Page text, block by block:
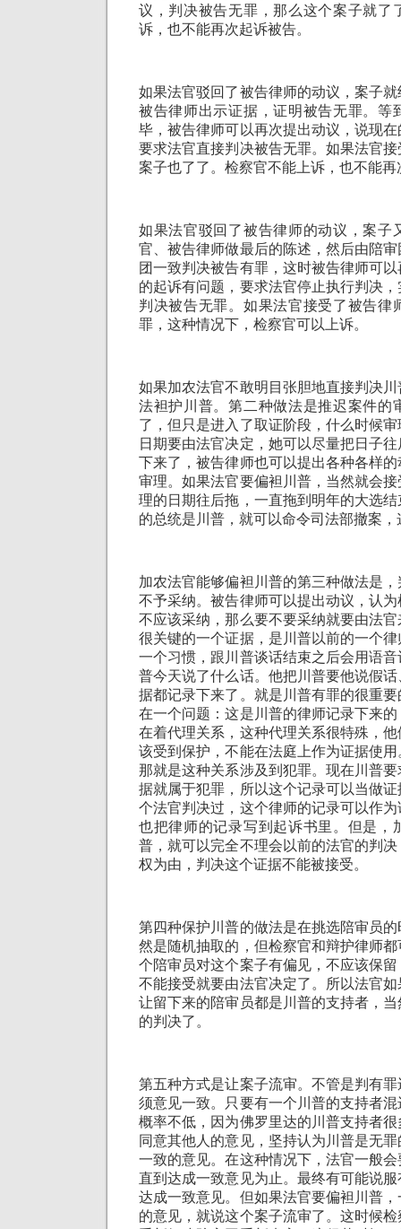
议，判决被告无罪，那么这个案子就了
诉，也不能再次起诉被告。
如果法官驳回了被告律师的动议，案子
被告律师出示证据，证明被告无罪。等
毕，被告律师可以再次提出动议，说现
要求法官直接判决被告无罪。如果法官
案子也了了。检察官不能上诉，也不能再
如果法官驳回了被告律师的动议，案子
官、被告律师做最后的陈述，然后由陪
团一致判决被告有罪，这时被告律师可
的起诉有问题，要求法官停止执行判决
判决被告无罪。如果法官接受了被告律
罪，这种情况下，检察官可以上诉。
如果加农法官不敢明目张胆地直接判决
法袒护川普。第二种做法是推迟案件的
了，但只是进入了取证阶段，什么时候
日期要由法官决定，她可以尽量把日子
下来了，被告律师也可以提出各种各样
审理。如果法官要偏袒川普，当然就会
理的日期往后拖，一直拖到明年的大选
的总统是川普，就可以命令司法部撤案
加农法官能够偏袒川普的第三种做法是
不予采纳。被告律师可以提出动议，认
不应该采纳，那么要不要采纳就要由法
很关键的一个证据，是川普以前的一个
一个习惯，跟川普谈话结束之后会用语
普今天说了什么话。他把川普要他说假
据都记录下来了。就是川普有罪的很重
在一个问题：这是川普的律师记录下来
在着代理关系，这种代理关系很特殊，
该受到保护，不能在法庭上作为证据使
那就是这种关系涉及到犯罪。现在川普
据就属于犯罪，所以这个记录可以当做
个法官判决过，这个律师的记录可以作
也把律师的记录写到起诉书里。但是，
普，就可以完全不理会以前的法官的判
权为由，判决这个证据不能被接受。
第四种保护川普的做法是在挑选陪审员
然是随机抽取的，但检察官和辩护律师
个陪审员对这个案子有偏见，不应该保
不能接受就要由法官决定了。所以法官
让留下来的陪审员都是川普的支持者，
的判决了。
第五种方式是让案子流审。不管是判有
须意见一致。只要有一个川普的支持者
概率不低，因为佛罗里达的川普支持者
同意其他人的意见，坚持认为川普是无
一致的意见。在这种情况下，法官一般
直到达成一致意见为止。最终有可能说
达成一致意见。但如果法官要偏袒川普
的意见，就说这个案子流审了。这时候